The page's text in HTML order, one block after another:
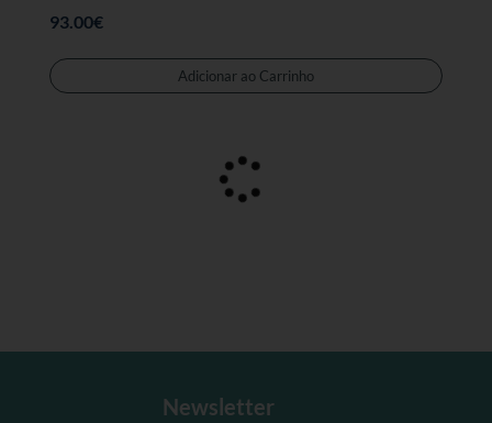
93.00€
Adicionar ao Carrinho
Newsletter